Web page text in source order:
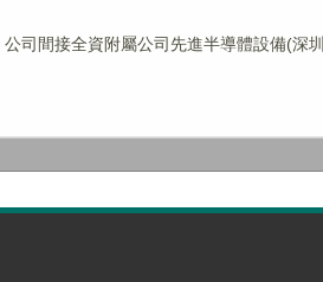
司間接全資附屬公司先進半導體設備(深